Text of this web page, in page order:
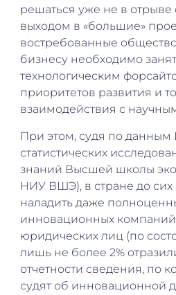
решаться уже не в отрыве
выходом в «большие»
востребованные
бизнесу необходимо
технологическим
приоритетов развития и
взаимодействия с
При этом, судя по данным
статистических
знаний Высшей школы
НИУ ВШЭ), в стране до сих
наладить даже
инновационных компаний.
юридических лиц (по
лишь не более 2%
отчетности сведения, по
судят об инновационной